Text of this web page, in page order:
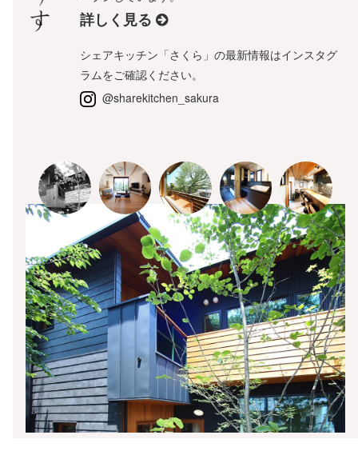
詳しく見る
シェアキッチン「さくら」の最新情報はインスタグ
ラムをご確認ください。
@sharekitchen_sakura